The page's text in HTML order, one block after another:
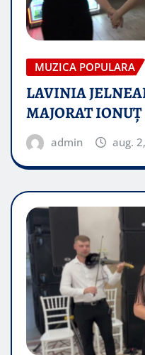
MUZICA POPULARA
LAVINIA
MAJORAT IONUŢ
admin aug.